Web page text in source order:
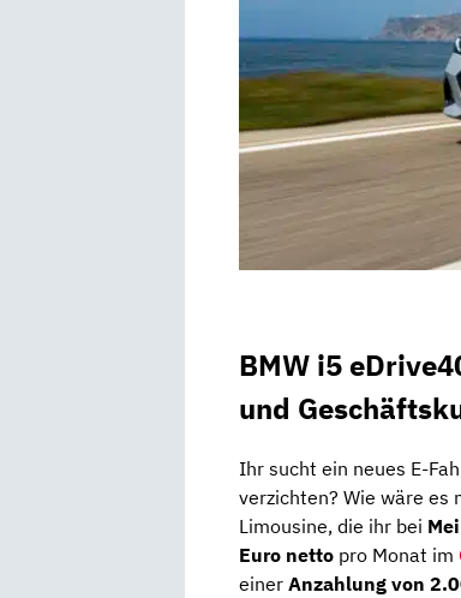
BMW i5
und
Ihr sucht ein neues E-
verzichten? Wie wäre es
Limousine, die ihr bei
Euro netto pro Monat im
einer Anzahlung von